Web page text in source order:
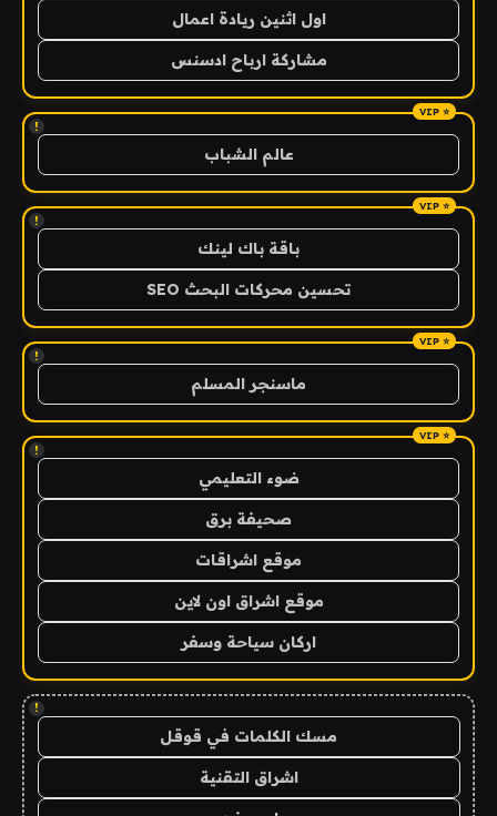
اول اثنين ريادة اعمال
مشاركة ارباح ادسنس
!
عالم الشباب
!
باقة باك لينك
تحسين محركات البحث SEO
!
ماسنجر المسلم
!
ضوء التعليمي
صحيفة برق
موقع اشراقات
موقع اشراق اون لاين
اركان سياحة وسفر
!
مسك الكلمات في قوقل
اشراق التقنية